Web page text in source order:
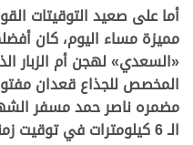
أما على صعيد التوقيتات
مميزة مساء اليوم، كان
«السعدي» لهجن أم الزبار
المخصص للجذاع قعدان
مضمره ناصر حمد مسفر
الـ 6 كيلومترات في توقيت زمني قدره 9.16.39 دقيقة.